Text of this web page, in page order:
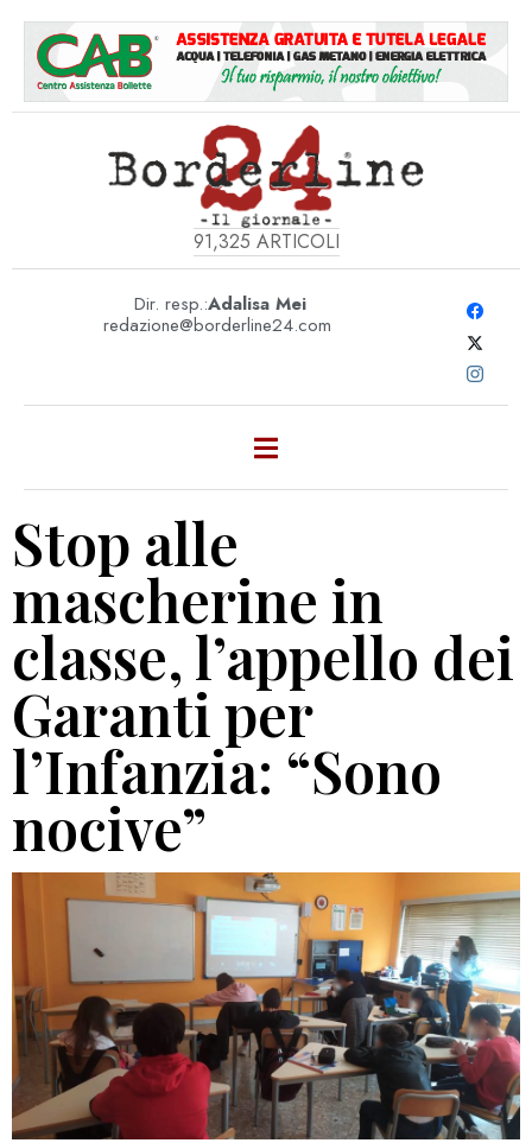
91,325 ARTICOLI
Dir. resp.:Adalisa Mei
redazione@borderline24.com
Stop alle
mascherine in
classe, l’appello dei
Garanti per
l’Infanzia: “Sono
nocive”